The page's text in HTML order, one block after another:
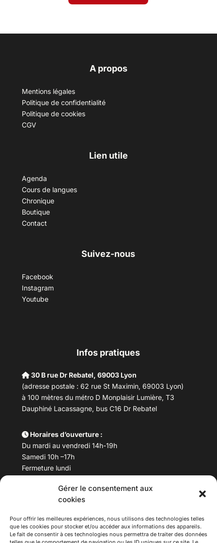
Gérer le consentement aux
cookies
Pour offrir les meilleures expériences, nous utilisons des technologies telles
que les cookies pour stocker et/ou accéder aux informations des appareils.
Le fait de consentir à ces technologies nous permettra de traiter des données
A propos
Mentions légales
Politique de confidentialité
Politique de cookies
CGV
Lien utile
Agenda
Cours de langues
Chronique
Boutique
Contact
Suivez-nous
Facebook
Instagram
Youtube
Infos pratiques
30 B rue Dr Rebatel, 69003 Lyon
(adresse postale : 62 rue St Maximin, 69003 Lyon)
à 100 mètres du métro D Monplaisir Lumière, T3
Dauphiné Lacassagne, bus C16 Dr Rebatel
Horaires d’ouverture :
Du mardi au vendredi 14h-19h
Samedi 10h –17h
Fermeture lundi
Téléphone : 04 78 53 06 40
maisondesculturesasiatiques@asiexpo.com